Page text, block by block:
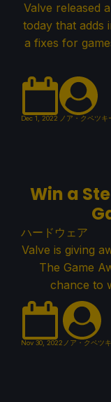
Valve released
today that adds
a fixes for
Dec 1, 2022 ノア・クペツキ
Win a
ハードウェア
Valve is giving
The Game
chance to
Nov 30, 2022 ノア・クペツ